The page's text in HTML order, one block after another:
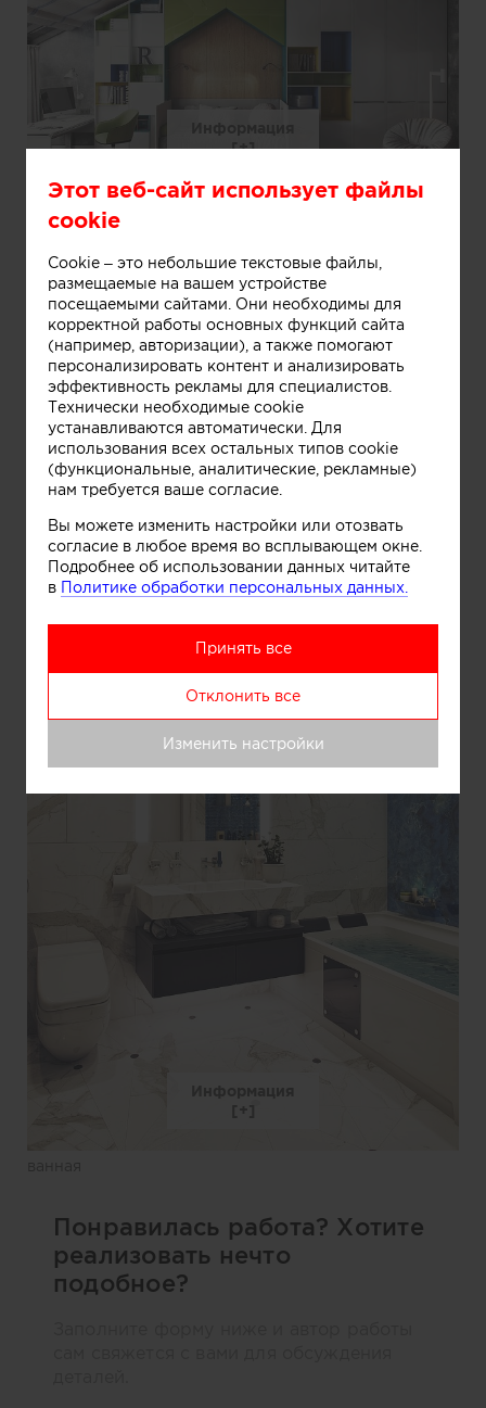
детская
Информация
детская
Понравилась работа? Хотите
реализовать нечто
подобное?
Этот веб-сайт использует файлы
cookie
Cookie – это небольшие текстовые файлы,
размещаемые на вашем устройстве
посещаемыми сайтами. Они необходимы для
корректной работы основных функций сайта
(например, авторизации), а также помогают
персонализировать контент и анализировать
эффективность рекламы для специалистов.
Технически необходимые cookie
устанавливаются автоматически. Для
использования всех остальных типов cookie
(функциональные, аналитические, рекламные)
нам требуется ваше согласие.
Вы можете изменить настройки или отозвать
согласие в любое время во всплывающем окне.
Подробнее об использовании данных читайте
в Политике обработки персональных данных.
Принять все
Отклонить все
Изменить настройки